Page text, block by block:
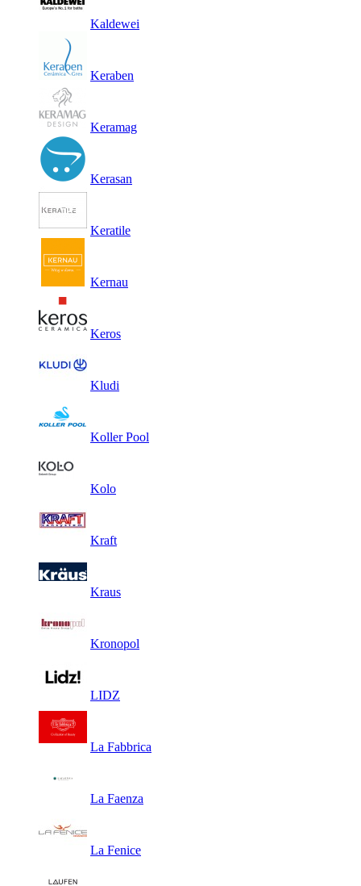
Kaldewei
Keraben
Keramag
Kerasan
Keratile
Kernau
Keros
Kludi
Koller Pool
Kolo
Kraft
Kraus
Kronopol
LIDZ
La Fabbrica
La Faenza
La Fenice